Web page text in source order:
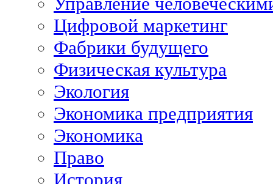
Цифровой маркетинг
Фабрики будущего
Физическая культура
Экология
Экономика предприятия
Экономика
Право
История